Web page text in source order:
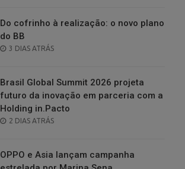
Do cofrinho à realização: o novo plano
do BB
POSTED
3 DIAS ATRÁS
Brasil Global Summit 2026 projeta
futuro da inovação em parceria com a
Holding in.Pacto
POSTED
2 DIAS ATRÁS
OPPO e Asia lançam campanha